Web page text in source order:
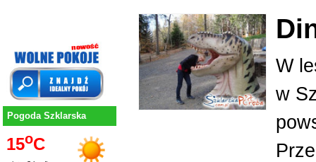
Pogoda Szklarska
15oC
W
w